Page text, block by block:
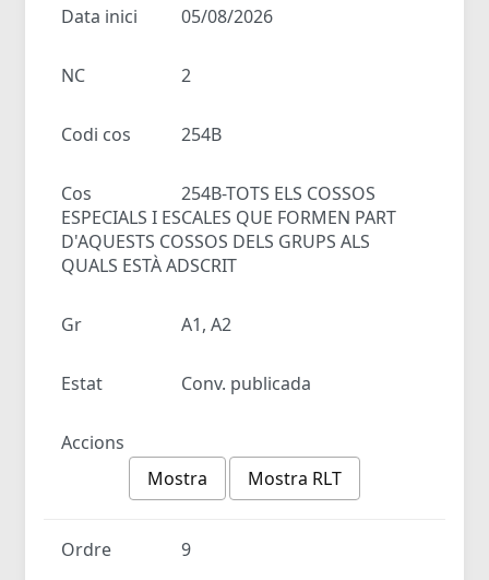
Data inici 05/08/2026
NC 2
Codi cos 254B
Cos
254B-TOTS ELS COSSOS
ESPECIALS I ESCALES QUE FORMEN PART
D'AQUESTS COSSOS DELS GRUPS ALS
QUALS ESTÀ ADSCRIT
Gr A1, A2
Estat Conv. publicada
Accions
Mostra
Mostra RLT
Ordre 9